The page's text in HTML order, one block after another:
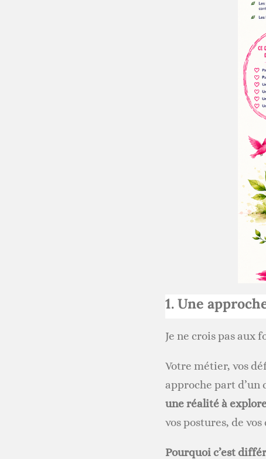
1. Une
Je ne crois pas aux
Votre métier, vos
approche part d’un
une réalité à
vos postures, de
Pourquoi c’est